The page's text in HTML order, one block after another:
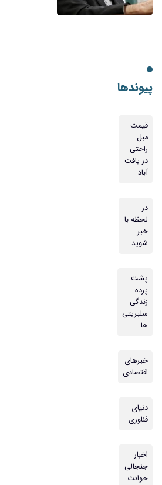
پیوندها
قیمت
مبل
راحتی
در یافت
آباد
در
لحظه با
خبر
شوید
پشت
پرده
زندگی
سلبریتی
ها
خبرهای
اقتصادی
دنیای
فناوری
اخبار
جنجالی
حوادث